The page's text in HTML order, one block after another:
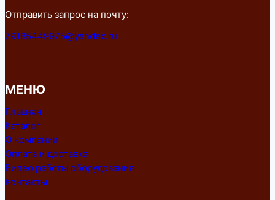
Отправить запрос на почту:
79185449975@yandex.ru
МЕНЮ
Главная
Каталог
О компании
Оплата и доставка
Видео работы оборудования
Контакты